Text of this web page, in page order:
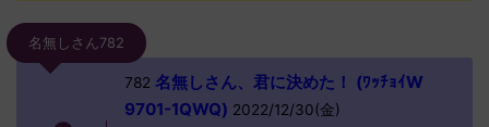
名無しさん782
782 名無しさん、君に決めた！ (ﾜｯﾁｮｲW
9701-1QWQ) 2022/12/30(金)